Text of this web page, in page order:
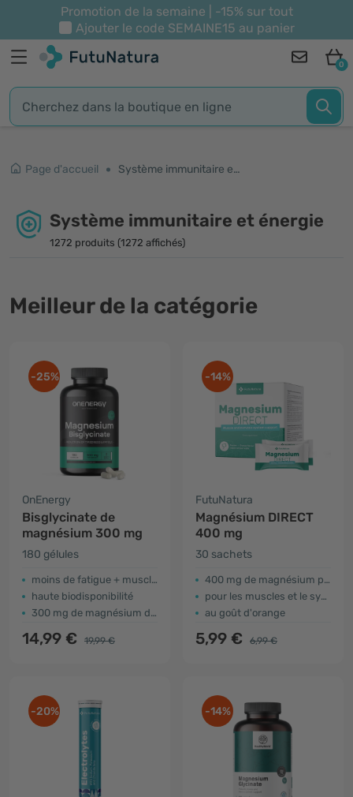
Promotion de la semaine | -15% sur tout
Ajouter le code SEMAINE15 au panier
0
Page d'accueil Système immunitaire et énergie
Système immunitaire et énergie
1272 produits (1272 affichés)
Meilleur de la catégorie
-25%
OnEnergy
Bisglycinate de
magnésium 300 mg
180 gélules
moins de fatigue + muscles + système nerveux
haute biodisponibilité
300 mg de magnésium dans 3 gélules
14,99 € 19,99 €
-14%
FutuNatura
Magnésium DIRECT
400 mg
30 sachets
400 mg de magnésium par sachet
pour les muscles et le système nerveux
au goût d'orange
5,99 € 6,99 €
-20% -14%